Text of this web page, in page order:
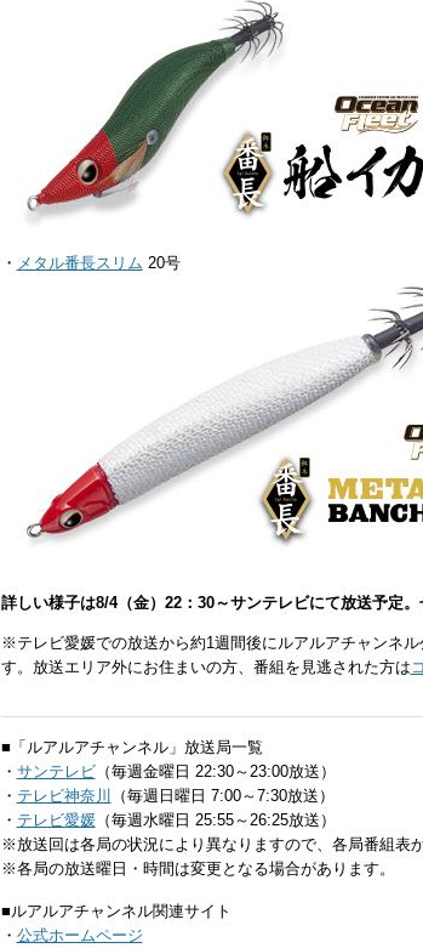
・ メタル番長スリム 20号
詳しい様子は8/4（金）22：30～サンテレビにて放送予定。
※テレビ愛媛での放送から約1週間後にルアルアチャンネ
す。放送エリア外にお住まいの方、番組を見逃された方は
■「ルアルアチャンネル」放送局一覧
・ サンテレビ（毎週金曜日 22:30～23:00放送）
・ テレビ神奈川
（毎週日曜日 7:00～7:30放送）
・ テレビ愛媛（毎週水曜日 25:55～26:25放送）
※放送回は各局の状況により異なりますので、各局番組表
※各局の放送曜日・時間は変更となる場合があります。
■ルアルアチャンネル関連サイト
・ 公式ホームページ